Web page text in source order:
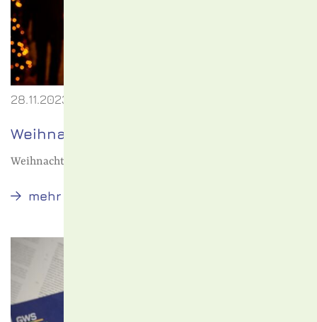
28.11.2023
Weihnachtsmarkt in Schönkirchen
Weihnachtsmarkt in Schönkirchen
mehrWeihnachtsmarkt